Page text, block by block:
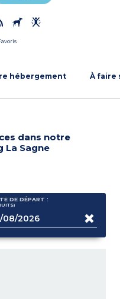
hébergement À faire
dans notre
La Sagne
DE DÉPART :
)